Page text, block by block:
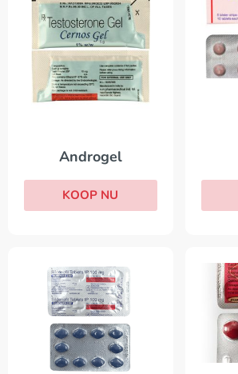
Androgel
KOOP NU